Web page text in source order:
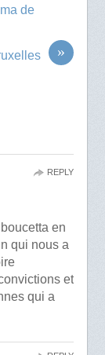
de
»
en
qui nous a
et
qui a
REPLY